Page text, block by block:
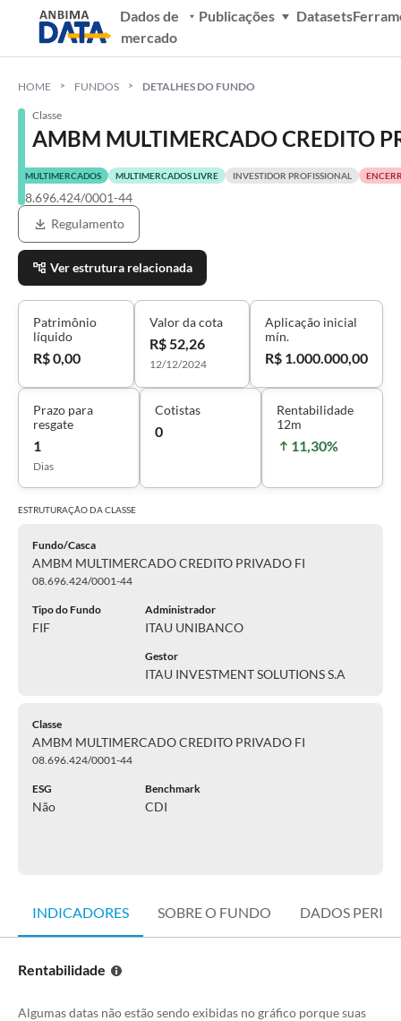
Dados de
mercado
Publicações Datasets
HOME FUNDOS DETALHES DO FUNDO
Classe
AMBM MULTIMERCADO CREDITO
MULTIMERCADOS MULTIMERCADOS LIVRE INVESTIDOR PROFISSIONAL
08.696.424/0001-44
Regulamento
Ver estrutura relacionada
Patrimônio
líquido
R$ 0,00
Valor da cota
R$ 52,26
12/12/2024
Aplicação inicial
mín.
R$ 1.000.000,00
Prazo para
resgate
1
Dias
Cotistas
0
Rentabilidade
12m
11,30%
ESTRUTURAÇÃO DACLASSE
Fundo/Casca
AMBM MULTIMERCADO CREDITO PRIVADO FI
08.696.424/0001-44
Tipo do Fundo
FIF
Administrador
ITAU UNIBANCO
Gestor
ITAU INVESTMENT SOLUTIONS S.A
Classe
AMBM MULTIMERCADO CREDITO PRIVADO FI
08.696.424/0001-44
ESG
Não
Benchmark
CDI
INDICADORES SOBRE O FUNDO DADOS
Rentabilidade
Algumas datas não estão sendo exibidas no gráfico porque suas